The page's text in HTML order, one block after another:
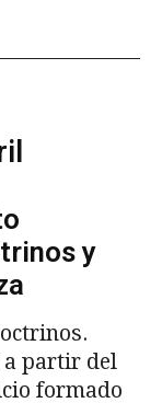
y
a partir del
formado